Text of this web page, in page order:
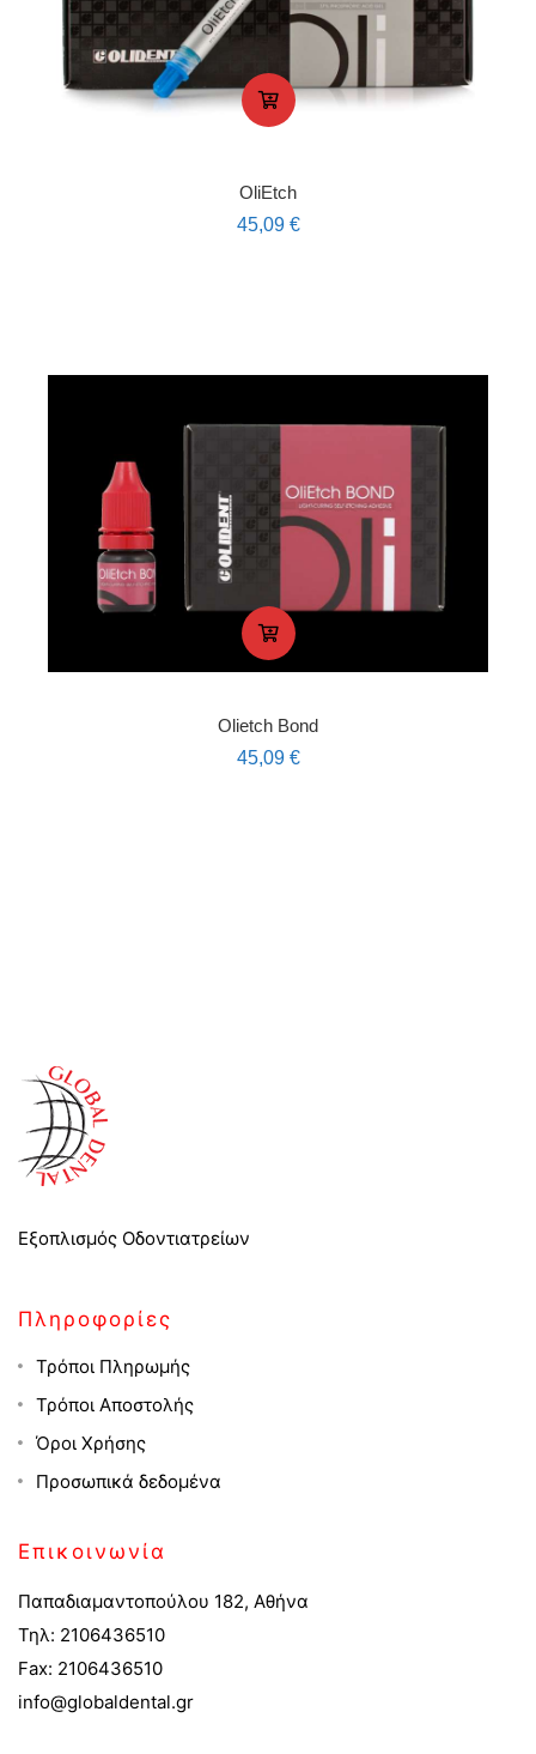
OliEtch
45,09 €
Olietch Bond
45,09 €
Εξοπλισμός Οδοντιατρείων
Πληροφορίες
Τρόποι Πληρωμής
Τρόποι Αποστολής
Όροι Χρήσης
Προσωπικά δεδομένα
Επικοινωνία
Παπαδιαμαντοπούλου 182, Αθήνα
Τηλ: 2106436510
Fax: 2106436510
info@globaldental.gr